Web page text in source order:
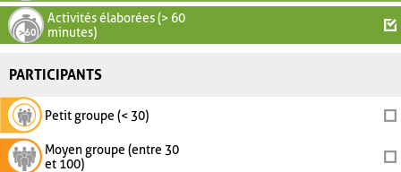
Activités élaborées (> 60
minutes)
PARTICIPANTS
Petit groupe (< 30)
Moyen groupe (entre 30
et 100)